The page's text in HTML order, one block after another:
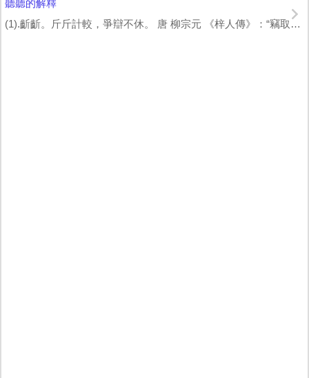
聽聽的解釋
(1).齗齗。斤斤計較，爭辯不休。 唐 柳宗元 《梓人傳》：“竊取六職百役之事...